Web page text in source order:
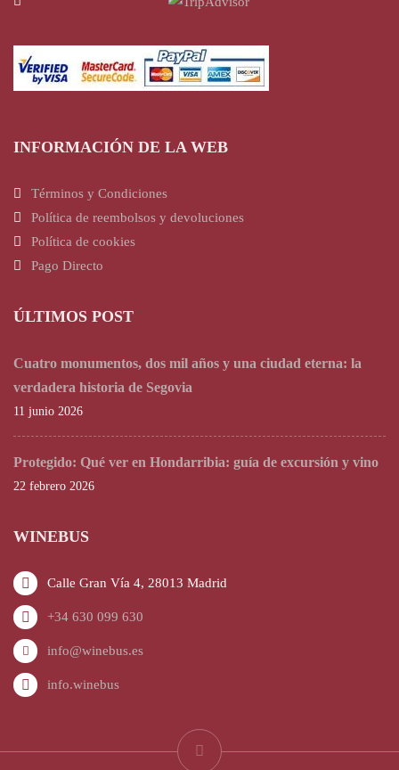
INFORMACIÓN DE LA WEB
Términos y Condiciones
Política de reembolsos y devoluciones
Política de cookies
Pago Directo
ÚLTIMOS POST
Cuatro monumentos, dos mil años y una ciudad eterna: la
verdadera historia de Segovia
11 junio 2026
Protegido: Qué ver en Hondarribia: guía de excursión y vino
22 febrero 2026
WINEBUS
Calle Gran Vía 4, 28013 Madrid
+34 630 099 630
info@winebus.es
info.winebus